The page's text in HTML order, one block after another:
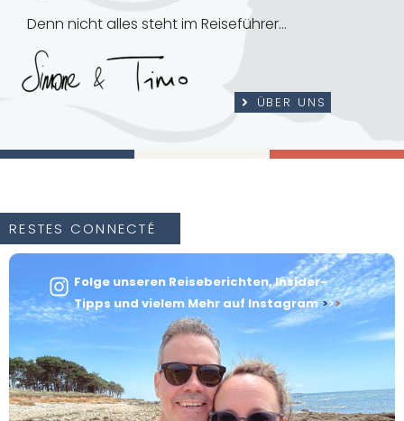
Denn nicht alles steht im Reiseführer…
ÜBER UNS
RESTES CONNECTÉ
Folge unseren Reiseberichten, Insider-
Tipps und vielem Mehr auf Instagram >>>